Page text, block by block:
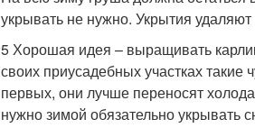
укрывать не нужно. Укрытия
5 Хорошая идея – выращивать
своих приусадебных участках
первых, они лучше переносят
нужно зимой обязательно укрывать